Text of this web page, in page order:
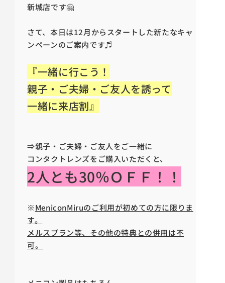
新城店です🤗
さて、本日は12月からスタートした新たなキャ
ンペーンのご案内です♬
『一緒に行こう！
親子・ご夫婦・ご友人を誘って
一緒に来店割』
⇒親子・ご夫婦・ご友人をご一緒に
コンタクトレンズをご購入いただくと、
2人とも30％ＯＦＦ！！
※MeniconMiruのご利用が初めての方に限りま
す。
メルスプラン等、その他の特典との併用は不
可。